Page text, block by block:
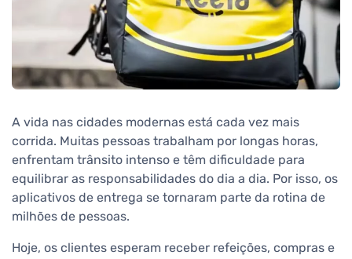
A vida nas cidades modernas está cada vez mais
corrida. Muitas pessoas trabalham por longas horas,
enfrentam trânsito intenso e têm dificuldade para
equilibrar as responsabilidades do dia a dia. Por isso, os
aplicativos de entrega se tornaram parte da rotina de
milhões de pessoas.
Hoje, os clientes esperam receber refeições, compras e